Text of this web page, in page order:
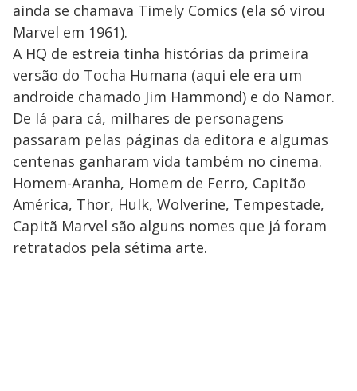
ainda se chamava Timely Comics (ela só virou
Marvel em 1961).
A HQ de estreia tinha histórias da primeira
versão do Tocha Humana (aqui ele era um
androide chamado Jim Hammond) e do Namor.
De lá para cá, milhares de personagens
passaram pelas páginas da editora e algumas
centenas ganharam vida também no cinema.
Homem-Aranha, Homem de Ferro, Capitão
América, Thor, Hulk, Wolverine, Tempestade,
Capitã Marvel são alguns nomes que já foram
retratados pela sétima arte.